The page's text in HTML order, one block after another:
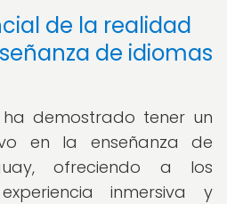
de la realidad
de idiomas
demostrado tener un
en la enseñanza de
ofreciendo a los
inmersiva y